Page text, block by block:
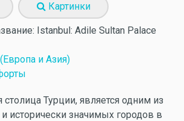
Картинки
Istanbul: Adile Sultan Palace
и Азия)
Турции, является одним из
исторически значимых городов в